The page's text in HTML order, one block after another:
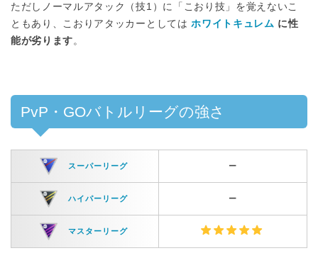
ただしノーマルアタック（技1）に「こおり技」を覚えないこ
ともあり、こおりアタッカーとしてはホワイトキュレム に性
能が劣ります 。
PvP・GOバトルリーグの強さ
スーパーリーグ ー
ハイパーリーグ ー
マスターリーグ